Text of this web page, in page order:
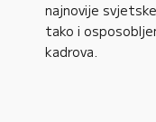
najnovije
tako i
kadrova.